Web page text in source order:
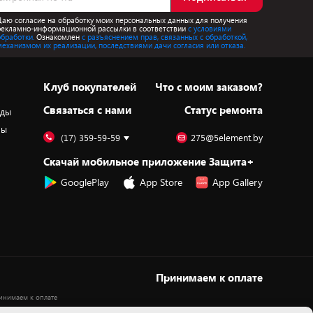
согласие на обработку моих персональных данных для получения
информационной рассылки в соответствиис условиями
Ознакомлен с разъяснением прав, связанных с обработкой,
их реализации, последствиями дачи согласия или отказа.
Клуб покупателей
Cвязаться с нами
Что с моим заказом?
Статус ремонта
(17) 359-59-59 275@5element.by
Скачай мобильное приложение Защита+
GooglePlay App Store App Gallery
Принимаем к оплате